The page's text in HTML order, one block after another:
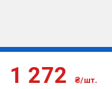
1 272 ₴/шт.
Подписывайтесь,